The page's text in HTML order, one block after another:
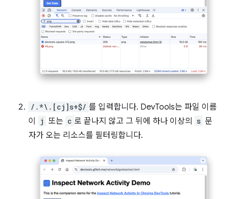
/.*\.[cj]s+$/ 를 입력합니다. DevTools는 파일 이름
이
j 또는 c 로 끝나지 않고 그 뒤에 하나 이상의 s 문
자가 오는 리소스를 필터링합니다.